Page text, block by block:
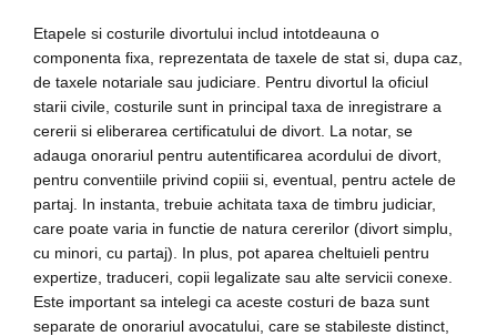
Etapele si costurile divortului includ intotdeauna o
componenta fixa, reprezentata de taxele de stat si, dupa caz,
de taxele notariale sau judiciare. Pentru divortul la oficiul
starii civile, costurile sunt in principal taxa de inregistrare a
cererii si eliberarea certificatului de divort. La notar, se
adauga onorariul pentru autentificarea acordului de divort,
pentru conventiile privind copiii si, eventual, pentru actele de
partaj. In instanta, trebuie achitata taxa de timbru judiciar,
care poate varia in functie de natura cererilor (divort simplu,
cu minori, cu partaj). In plus, pot aparea cheltuieli pentru
expertize, traduceri, copii legalizate sau alte servicii conexe.
Este important sa intelegi ca aceste costuri de baza sunt
separate de onorariul avocatului, care se stabileste distinct,